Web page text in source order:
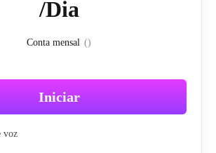
/Dia
Conta mensal ()
Iniciar
voz